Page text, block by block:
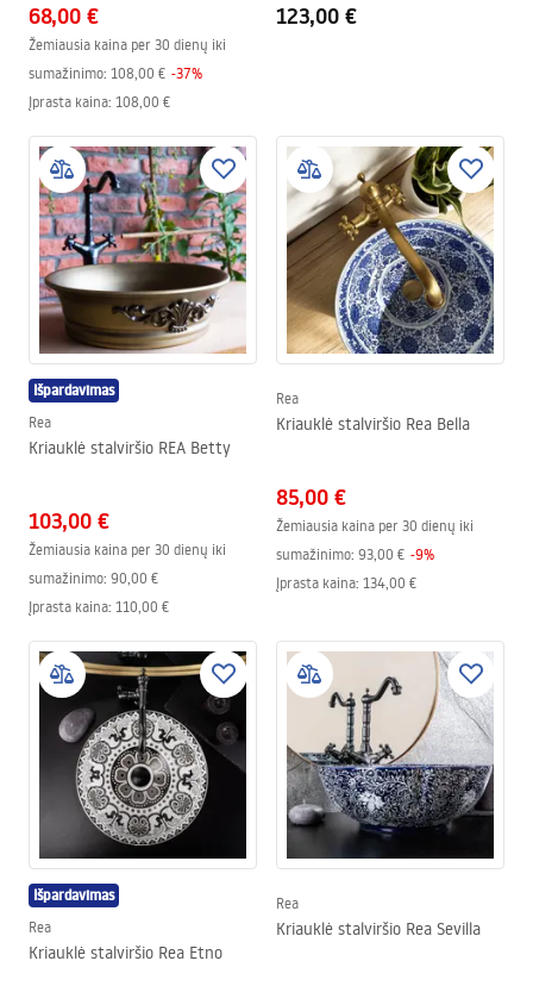
68,00 €
Žemiausia kaina per 30 dienų iki
sumažinimo: 108,00 € -37%
Įprasta kaina: 108,00 €
123,00 €
Išpardavimas
Rea
Kriauklė stalviršio REA Betty
103,00 €
Žemiausia kaina per 30 dienų iki
sumažinimo: 90,00 €
Įprasta kaina: 110,00 €
Rea
Kriauklė stalviršio Rea Bella
85,00 €
Žemiausia kaina per 30 dienų iki
sumažinimo: 93,00 € -9%
Įprasta kaina: 134,00 €
Išpardavimas
Rea
Kriauklė stalviršio Rea Etno
Rea
Kriauklė stalviršio Rea Sevilla